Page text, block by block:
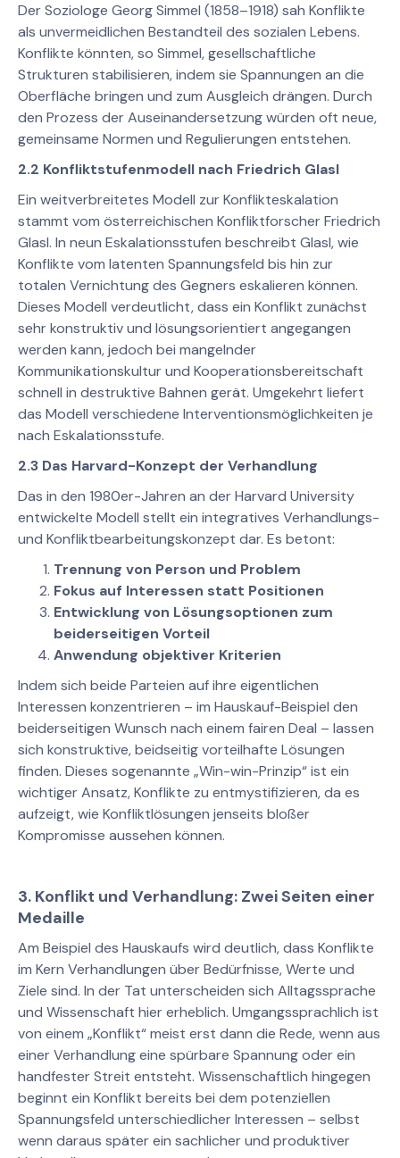
Der Soziologe Georg Simmel (1858–1918) sah Konflikte
als unvermeidlichen Bestandteil des sozialen Lebens.
Konflikte könnten, so Simmel, gesellschaftliche
Strukturen stabilisieren, indem sie Spannungen an die
Oberfläche bringen und zum Ausgleich drängen. Durch
den Prozess der Auseinandersetzung würden oft neue,
gemeinsame Normen und Regulierungen entstehen.
2.2 Konfliktstufenmodell nach Friedrich Glasl
Ein weitverbreitetes Modell zur Konflikteskalation
stammt vom österreichischen Konfliktforscher Friedrich
Glasl. In neun Eskalationsstufen beschreibt Glasl, wie
Konflikte vom latenten Spannungsfeld bis hin zur
totalen Vernichtung des Gegners eskalieren können.
Dieses Modell verdeutlicht, dass ein Konflikt zunächst
sehr konstruktiv und lösungsorientiert angegangen
werden kann, jedoch bei mangelnder
Kommunikationskultur und Kooperationsbereitschaft
schnell in destruktive Bahnen gerät. Umgekehrt liefert
das Modell verschiedene Interventionsmöglichkeiten je
nach Eskalationsstufe.
2.3 Das Harvard-Konzept der Verhandlung
Das in den 1980er-Jahren an der Harvard University
entwickelte Modell stellt ein integratives Verhandlungs-
und Konfliktbearbeitungskonzept dar. Es betont:
Trennung von Person und Problem
Fokus auf Interessen statt Positionen
Entwicklung von Lösungsoptionen zum
beiderseitigen Vorteil
Anwendung objektiver Kriterien
Indem sich beide Parteien auf ihre eigentlichen
Interessen konzentrieren – im Hauskauf-Beispiel den
beiderseitigen Wunsch nach einem fairen Deal – lassen
sich konstruktive, beidseitig vorteilhafte Lösungen
finden. Dieses sogenannte „Win-win-Prinzip“ ist ein
wichtiger Ansatz, Konflikte zu entmystifizieren, da es
aufzeigt, wie Konfliktlösungen jenseits bloßer
Kompromisse aussehen können.
3. Konflikt und Verhandlung: Zwei Seiten einer
Medaille
Am Beispiel des Hauskaufs wird deutlich, dass Konflikte
im Kern Verhandlungen über Bedürfnisse, Werte und
Ziele sind. In der Tat unterscheiden sich Alltagssprache
und Wissenschaft hier erheblich. Umgangssprachlich ist
von einem „Konflikt“ meist erst dann die Rede, wenn aus
einer Verhandlung eine spürbare Spannung oder ein
handfester Streit entsteht. Wissenschaftlich hingegen
beginnt ein Konflikt bereits bei dem potenziellen
Spannungsfeld unterschiedlicher Interessen – selbst
wenn daraus später ein sachlicher und produktiver